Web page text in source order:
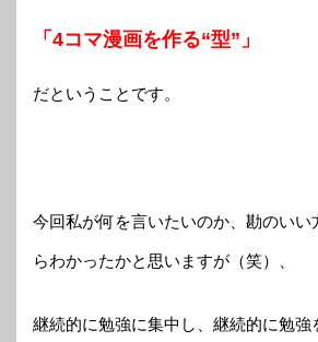
「4コマ漫画を作る“型”」
だということです。
今回私が何を言いたいのか、勘のいい
らわかったかと思いますが（笑）、
継続的に勉強に集中し、継続的に勉強